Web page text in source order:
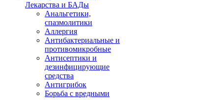
Лекарства и БАДы
Анальгетики,
спазмолитики
Аллергия
Антибактериальные и
противомикробные
Антисептики и
дезинфицирующие
средства
Антигрибок
Борьба с вредными